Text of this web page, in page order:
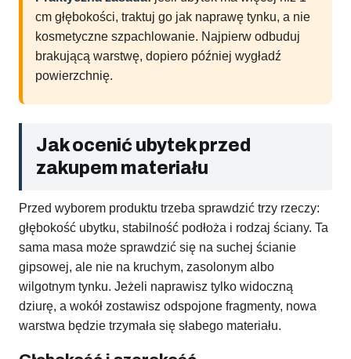
cm głębokości, traktuj go jak naprawę tynku, a nie
kosmetyczne szpachlowanie. Najpierw odbuduj
brakującą warstwę, dopiero później wygładź
powierzchnię.
Jak ocenić ubytek przed
zakupem materiału
Przed wyborem produktu trzeba sprawdzić trzy rzeczy:
głębokość ubytku, stabilność podłoża i rodzaj ściany. Ta
sama masa może sprawdzić się na suchej ścianie
gipsowej, ale nie na kruchym, zasolonym albo
wilgotnym tynku. Jeżeli naprawisz tylko widoczną
dziurę, a wokół zostawisz odspojone fragmenty, nowa
warstwa będzie trzymała się słabego materiału.